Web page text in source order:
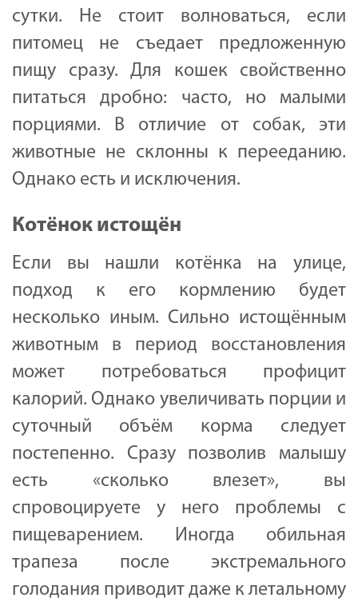
сутки. Не стоит волноваться, если
питомец не съедает предложенную
пищу сразу. Для кошек свойственно
питаться дробно: часто, но малыми
порциями. В отличие от собак, эти
животные не склонны к перееданию.
Однако есть и исключения.
Котёнок истощён
Если вы нашли котёнка на улице,
подход к его кормлению будет
несколько иным. Сильно истощённым
животным в период восстановления
может потребоваться профицит
калорий. Однако увеличивать порции и
суточный объём корма следует
постепенно. Сразу позволив малышу
есть «сколько влезет», вы
спровоцируете у него проблемы с
пищеварением. Иногда обильная
трапеза после экстремального
голодания приводит даже к летальному